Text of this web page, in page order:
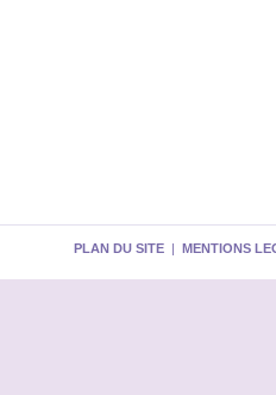
PLAN DU SITE | MENTIONS